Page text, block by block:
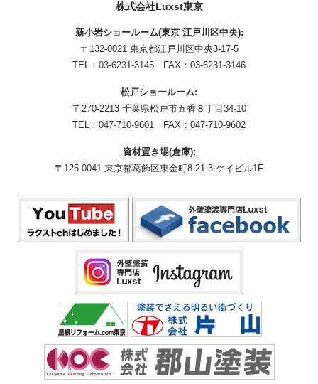
株式会社Luxst東京
新小岩ショールーム(東京 江戸川区中央):
〒132-0021 東京都江戸川区中央3-17-5
TEL： 03-6231-3145 FAX：03-6231-3146
松戸ショールーム:
〒270-2213 千葉県松戸市五香８丁目34-10
TEL： 047-710-9601 FAX：047-710-9602
資材置き場(倉庫):
〒125-0041 東京都葛飾区東金町8-21-3 ケイビル1F